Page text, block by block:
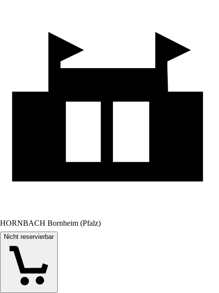
HORNBACH Bornheim (Pfalz)
Nicht reservierbar